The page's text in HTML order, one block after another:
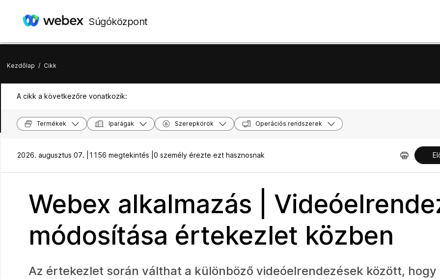
Súgóközpont
Kezdőlap / Cikk
A cikk a következőre vonatkozik:
Termékek Iparágak Szerepkörök Operációs rendszerek
2026. augusztus 07. | 1156 megtekintés | 0 személy érezte ezt hasznosnak
Webex alkalmazás |
módosítása értekezlet közben
Az értekezlet során válthat a különböző videóelrendezések között, hogy